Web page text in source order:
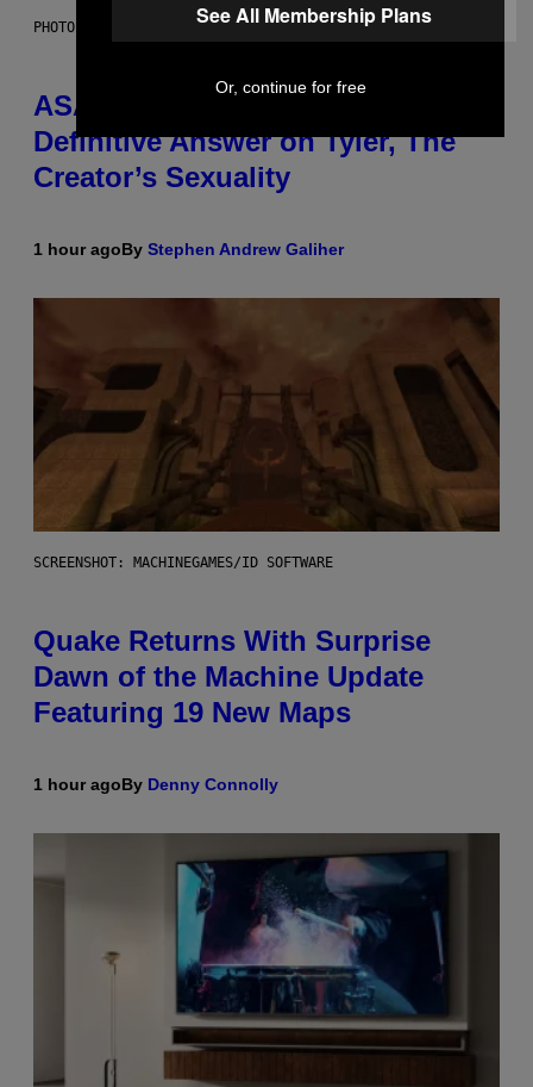
PHOTO BY MONICA SCHIPPER/GETTY IMAGES
ASAP Rocky Seemingly Gives
Definitive Answer on Tyler, The
Creator’s Sexuality
1 hour agoBy Stephen Andrew Galiher
SCREENSHOT: MACHINEGAMES/ID SOFTWARE
Quake Returns With Surprise
Dawn of the Machine Update
Featuring 19 New Maps
1 hour agoBy Denny Connolly
See All Membership Plans
Or, continue for free